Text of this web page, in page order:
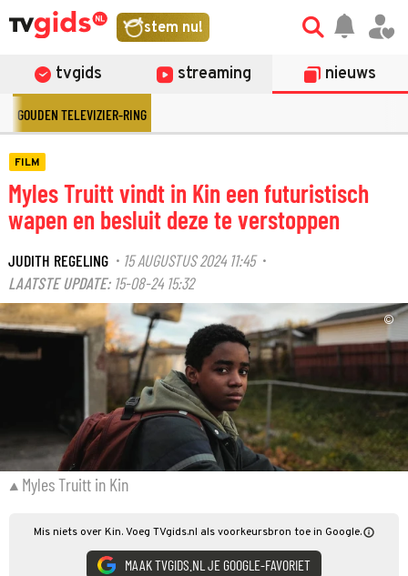
stem nu!
tvgids streaming nieuws
GOUDEN TELEVIZIER-RING
FILM
Myles Truitt vindt in Kin een futuristisch
wapen en besluit deze te verstoppen
JUDITH REGELING · 15 AUGUSTUS 2024 11:45·
LAATSTE UPDATE: 15-08-24 15:32
©
Myles Truitt in Kin
Mis niets over Kin. Voeg TVgids.nl als voorkeursbron toe in Google.
MAAK TVGIDS.NL JE GOOGLE-FAVORIET